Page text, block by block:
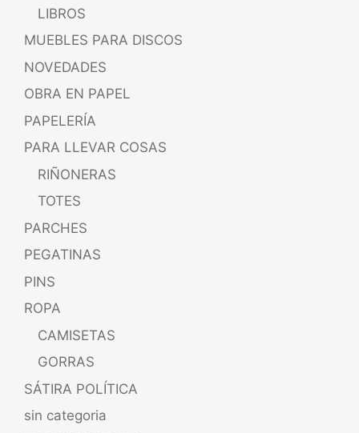
LIBROS
MUEBLES PARA DISCOS
NOVEDADES
OBRA EN PAPEL
PAPELERÍA
PARA LLEVAR COSAS
RIÑONERAS
TOTES
PARCHES
PEGATINAS
PINS
ROPA
CAMISETAS
GORRAS
SÁTIRA POLÍTICA
sin categoria